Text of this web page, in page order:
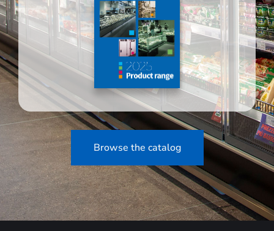
Browse the catalog